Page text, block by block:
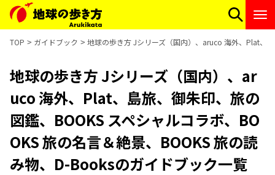
TOP ガイドブック 地球の歩き方 Jシリーズ（国内）、aruco 海外、Plat、
地球の歩き方 Jシリーズ（国内）、ar
uco 海外、Plat、島旅、御朱印、旅の
図鑑、BOOKS スペシャルコラボ、BO
OKS 旅の名言＆絶景、BOOKS 旅の読
み物、D-Booksのガイドブック一覧